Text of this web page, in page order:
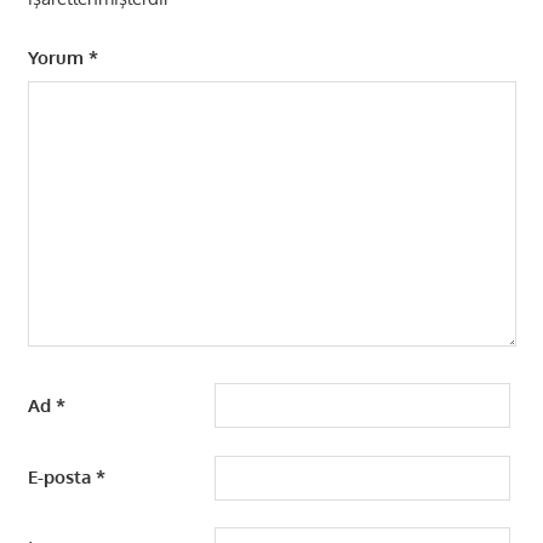
Yorum *
Ad *
E-posta *